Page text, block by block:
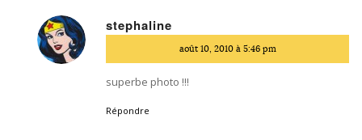
stephaline
:
août 10, 2010 à 5:46 pm
superbe photo !!!
Répondre